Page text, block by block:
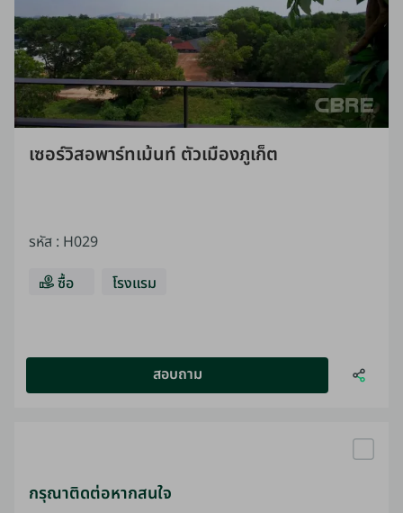
เซอร์วิสอพาร์ทเม้นท์ ตัวเมืองภูเก็ต
รหัส : H029
ซื้อ
โรงแรม
สอบถาม
กรุณาติดต่อหากสนใจ